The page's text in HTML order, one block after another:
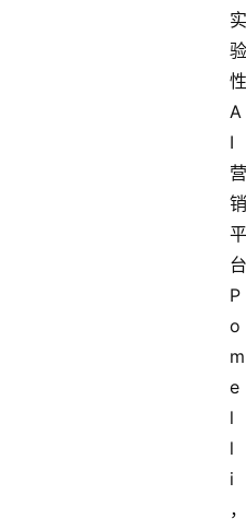
实
验
性
A
I
营
销
平
台
P
o
m
e
l
l
i
，